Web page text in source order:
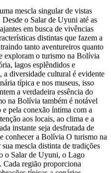
mescla singular de vistas
o Salar de Uyuni até as
em busca de vivências
distintas que fazem a
tanto aventureiros quanto
exploram o turismo na Bolívia
lagos esplêndidos e
a diversidade cultural é evidente
típica e nos museus, isso
a verdadeira essência do
na Bolívia também é notável
pela conexão íntima com a
aos locais, ao clima e a
instante seja desfrutada de
conhecer a Bolívia O turismo na
mescla distinta de tradições
o Salar de Uyuni, o Lago
Cada região proporciona